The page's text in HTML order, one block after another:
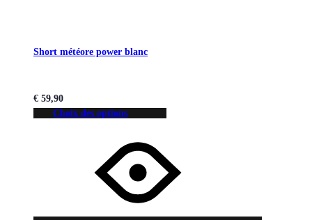
Short météore power blanc
€ 59,90
Choix des options